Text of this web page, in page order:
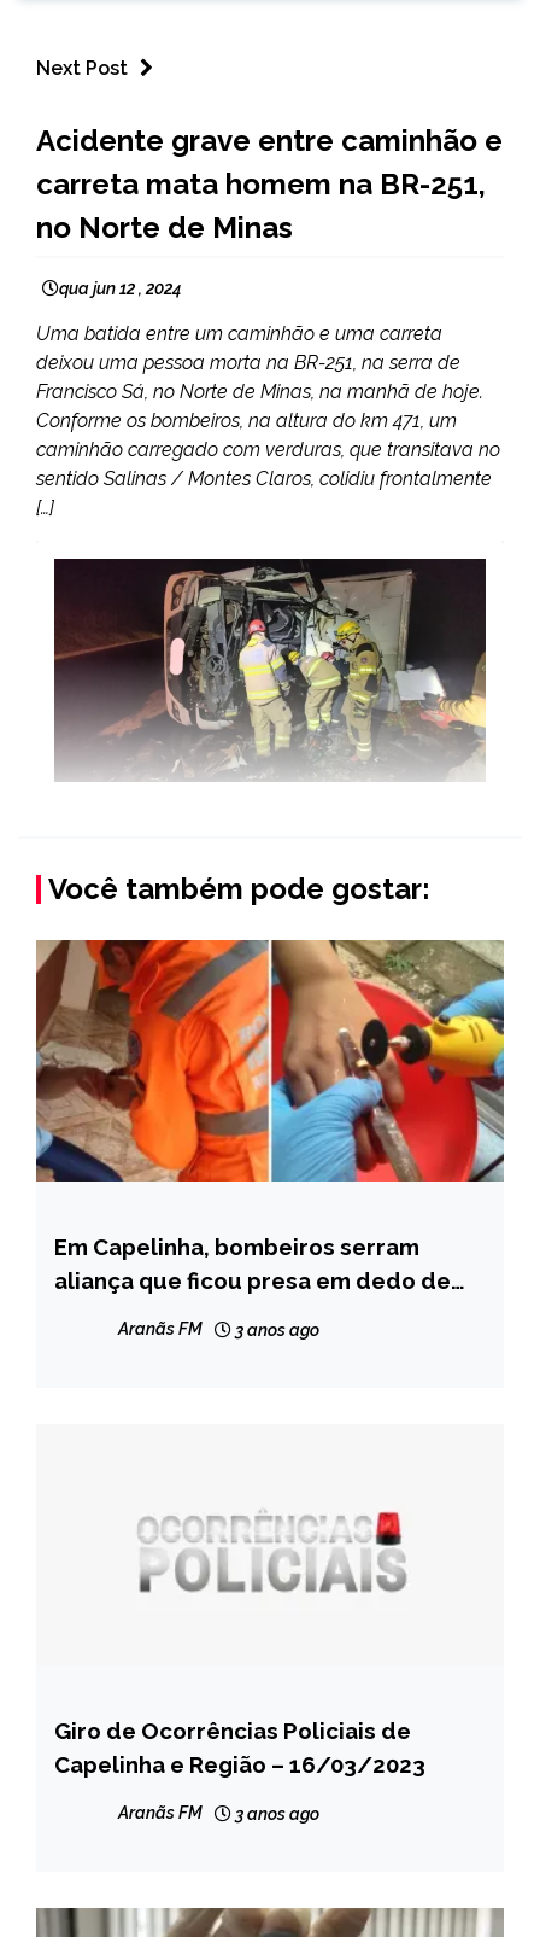
Next Post
GERAIS
NOTÍCIAS
Acidente grave entre caminhão e
carreta mata homem na BR-251,
no Norte de Minas
qua jun 12 , 2024
Uma batida entre um caminhão e uma carreta
deixou uma pessoa morta na BR-251, na serra de
Francisco Sá, no Norte de Minas, na manhã de hoje.
Conforme os bombeiros, na altura do km 471, um
caminhão carregado com verduras, que transitava no
sentido Salinas / Montes Claros, colidiu frontalmente
[…]
Você também pode gostar:
CAPELINHA
NOTÍCIAS
Em Capelinha, bombeiros serram
aliança que ficou presa em dedo de
Aranãs FM 3 anos ago
CAPELINHA
MINAS
Giro de Ocorrências Policiais de
Capelinha e Região – 16/03/2023
Aranãs FM 3 anos ago